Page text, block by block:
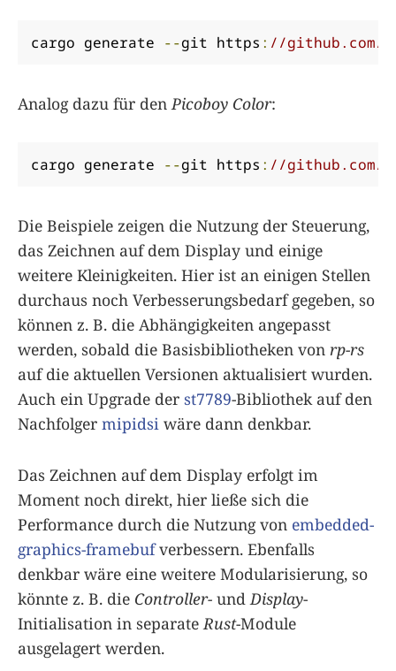
cargo generate --git https : //github.com/
Analog dazu für denPicoboy Color:
cargo generate --git https : //github.com/
Die Beispiele zeigen die Nutzung der Steuerung,
das Zeichnen auf dem Display und einige
weitere Kleinigkeiten. Hier ist an einigen Stellen
durchaus noch Verbesserungsbedarf gegeben, so
können z. B. die Abhängigkeiten angepasst
werden, sobald die Basisbibliotheken von rp-rs
auf die aktuellen Versionen aktualisiert wurden.
Auch ein Upgrade der st7789-Bibliothek auf den
Nachfolger mipidsi wäre dann denkbar.
Das Zeichnen auf dem Display erfolgt im
Moment noch direkt, hier ließe sich die
Performance durch die Nutzung von embedded-
graphics-framebufverbessern. Ebenfalls
denkbar wäre eine weitere Modularisierung, so
könnte z. B. die Controller- undDisplay-
Initialisation in separateRust-Module
ausgelagert werden.